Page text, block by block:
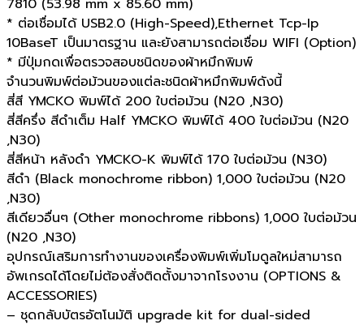
* ต่อเชื่อมได้ USB2.0 (High-Speed),Ethernet Tcp-Ip
10BaseT เป็นมาตรฐาน และยังสามารถต่อเชื่อม WIFI (Option)
* มีปุ่มกดเพื่อตรวจสอบชนิดของผ้าหมึกพิมพ์
จำนวนพิมพ์ต่อม้วนของแต่ละชนิดผ้าหมึกพิมพ์ดังนี้
สี่สี YMCKO พิมพ์ได้ 200 ใบต่อม้วน (N20 ,N30)
สี่สีครึ่ง สีดำเต็ม Half YMCKO พิมพ์ได้ 400 ใบต่อม้วน (N20
,N30)
สี่สีหน้า หลังดำ YMCKO-K พิมพ์ได้ 170 ใบต่อม้วน (N30)
สีดำ (Black monochrome ribbon) 1,000 ใบต่อม้วน (N20
,N30)
สีเดียวอื่นๆ (Other monochrome ribbons) 1,000 ใบต่อม้วน
(N20 ,N30)
อุปกรณ์เสริมการทำงานของเครื่องพิมพ์เพิ่มโมดูลใหม่สามารถ
อัพเกรดได้โดยไม่ต้องสั่งติดตั้งมาจากโรงงาน (OPTIONS &
ACCESSORIES)
– ชุดกลับบัตรอัตโนมัติ upgrade kit for dual-sided